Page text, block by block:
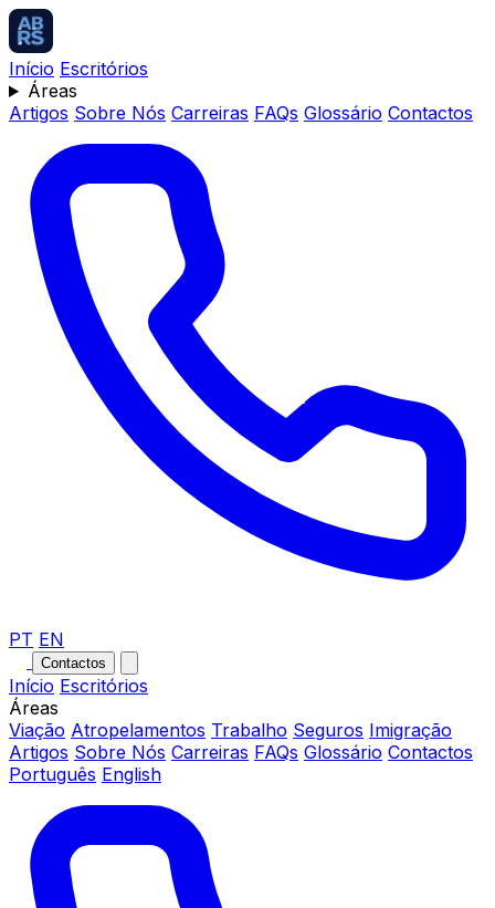
Início Escritórios
Áreas
Artigos Sobre Nós Carreiras FAQs Glossário Contactos
PT EN
Contactos
Início Escritórios
Áreas
Viação Atropelamentos Trabalho Seguros Imigração
Artigos Sobre Nós Carreiras FAQs Glossário Contactos
Português English